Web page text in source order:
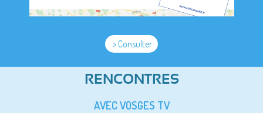
> Consulter
RENCONTRES
AVEC VOSGES TV